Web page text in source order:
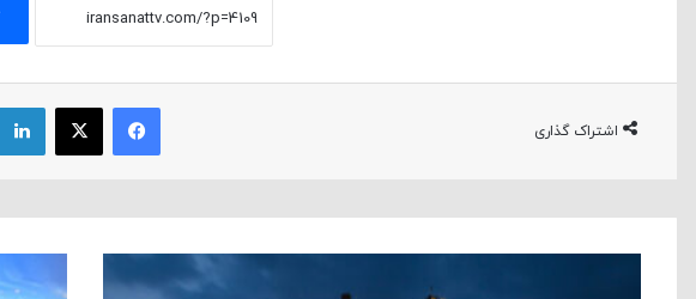
اشتراک گذاری
فیسبوک ایکس